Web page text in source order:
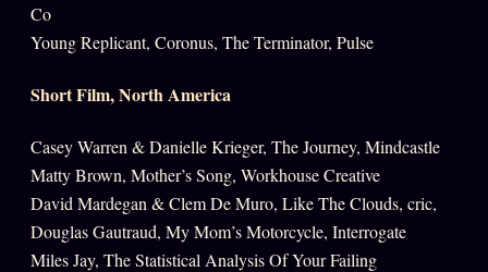
Co
Young Replicant, Coronus, The Terminator, Pulse
Short Film, North America
Casey Warren & Danielle Krieger, The Journey, Mindcastle
Matty Brown, Mother’s Song, Workhouse Creative
David Mardegan & Clem De Muro, Like The Clouds, cric,
Douglas Gautraud, My Mom’s Motorcycle, Interrogate
Miles Jay, The Statistical Analysis Of Your Failing